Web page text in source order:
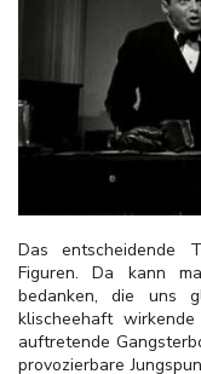
Das entscheidende
Figuren. Da kann
bedanken, die uns
klischeehaft
auftretende
provozierbare